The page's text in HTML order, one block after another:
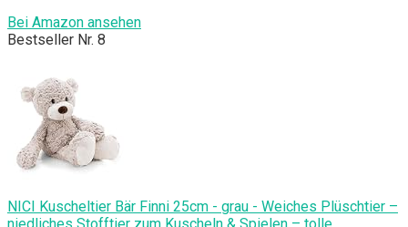
Bei Amazon ansehen
Bestseller Nr. 8
NICI Kuscheltier Bär Finni 25cm - grau - Weiches Plüschtier –